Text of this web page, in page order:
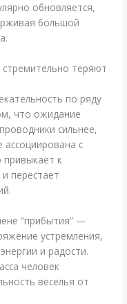
обновляется,
большой
теряют
по ряду
что ожидание
сильнее,
с
привыкает к
перестает
“прибытия” —
устремления,
и радости.
человек
веселья от